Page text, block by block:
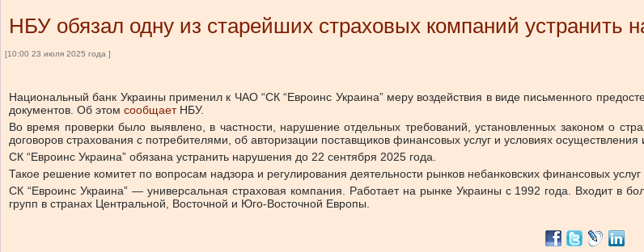
НБУ обязал одну из старейших страховых компаний устранить
[10:00 23 июля 2025 года ]
Национальный банк Украины применил к ЧАО “СК “Евроинс Украина” меру воздействия в виде письменного
документов. Об этом сообщает НБУ.
Во время проверки было выявлено, в частности, нарушение отдельных требований, установленных законом о
договоров страхования с потребителями, об авторизации поставщиков финансовых услуг и условиях
СК “Евроинс Украина” обязана устранить нарушения до 22 сентября 2025 года.
Такое решение комитет по вопросам надзора и регулирования деятельности рынков небанковских финансовых
СК “Евроинс Украина” — универсальная страховая компания. Работает на рынке Украины с 1992 года. Входит в
групп в странах Центральной, Восточной и Юго-Восточной Европы.